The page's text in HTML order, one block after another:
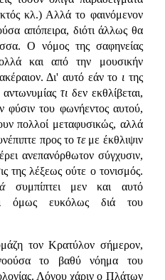
κλ.) Αλλά το φαινόμενον
απόπειρα, διότι άλλως θα
Ο νόμος της σαφηνείας
και από την μουσικήν
Δι' αυτό εάν το ιτης
αντωνυμίαςτι δεν εκθλίβεται,
φύσιν του φωνήεντος αυτού,
πολλοί μεταφυσικώς, αλλά
προς τοτεμε έκθλιψιν
ανεπανόρθωτον σύγχυσιν,
της λέξεως ούτε ο τονισμός.
συμπίπτει μεν και αυτό
όμως ευκόλως διά του
τον Κρατύλον σήμερον,
το βαθύ νόημα του
Λόγου χάριν ο Πλάτων